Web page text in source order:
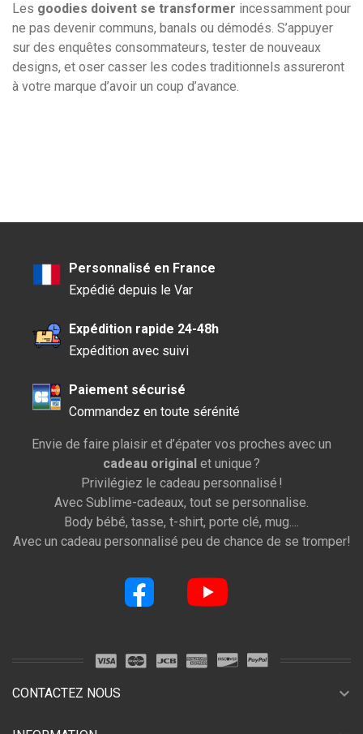
Les goodies doivent se transformer incessamment pour
ne pas devenir communs, banals ou démodés. S’appuyer
sur des enquêtes consommateurs, tester de nouveaux
designs, et oser casser les codes traditionnels assureront
à votre marque d’avoir un coup d’avance.
Personnalisé en France
Expédié depuis le Var
Expédition rapide 24-48h
Expédition avec suivi
Paiement sécurisé
Commandez en toute sérénité
Envie de faire plaisir et d’épater vos proches avec un
cadeau original et unique ?
Privilégiez le cadeau personnalisé !
Avec Sublime-cadeaux, tout se personnalise.
Body bébé, tasse, t-shirt, porte clé, mug....
Avec un cadeau personnalisé peu de chance de se tromper!
CONTACTEZ NOUS expand_more